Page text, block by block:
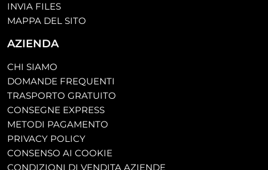
INVIA FILES
MAPPA DEL SITO
AZIENDA
CHI SIAMO
DOMANDE FREQUENTI
TRASPORTO GRATUITO
CONSEGNE EXPRESS
METODI PAGAMENTO
PRIVACY POLICY
CONSENSO AI COOKIE
CONDIZIONI DI VENDITA AZIENDE